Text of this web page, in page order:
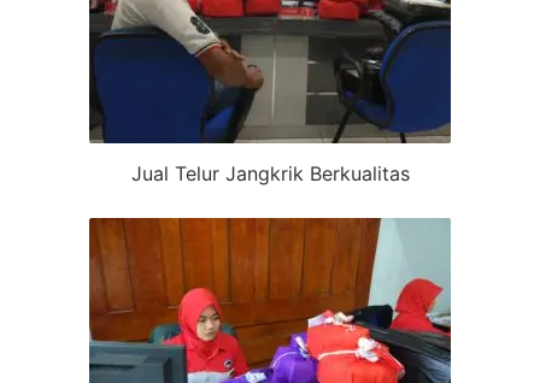
Jual Telur Jangkrik Berkualitas